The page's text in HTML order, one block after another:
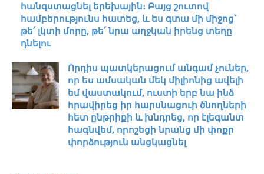
հանգստացնել երեխային։ Բայց շուտով
համբերությունս հատեց, և ես գտա մի միջոց՝
թե՛ լկտի մորը, թե՛ նրա աղջկան իրենց տեղը
դնելու
Որդիս պատկերացում անգամ չուներ,
որ ես ամսական մեկ միլիոնից ավելի
եմ վաստակում, ուստի երբ նա ինձ
հրավիրեց իր հարսնացուի ծնողների
հետ ընթրիքի և խնդրեց, որ էլեգանտ
հագնվեմ, որոշեցի նրանց մի փոքր
փորձություն անցկացնել